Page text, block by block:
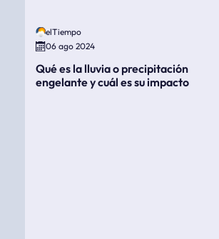
elTiempo
06 ago 2024
Qué es la lluvia o precipitación
engelante y cuál es su impacto